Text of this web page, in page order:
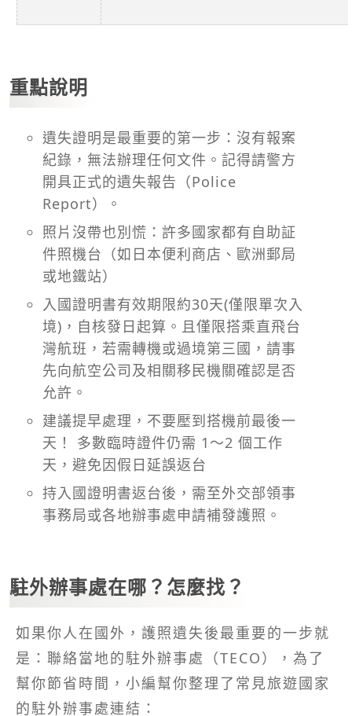
重點說明
遺失證明是最重要的第一步：沒有報案
紀錄，無法辦理任何文件。記得請警方
開具正式的遺失報告（Police
Report）。
照片沒帶也別慌：許多國家都有自助証
件照機台（如日本便利商店、歐洲郵局
或地鐵站）
入國證明書有效期限約30天(僅限單次入
境)，自核發日起算。且僅限搭乘直飛台
灣航班，若需轉機或過境第三國，請事
先向航空公司及相關移民機關確認是否
允許。
建議提早處理，不要壓到搭機前最後一
天！ 多數臨時證件仍需 1～2 個工作
天，避免因假日延誤返台
持入國證明書返台後，需至外交部領事
事務局或各地辦事處申請補發護照。
駐外辦事處在哪？怎麼找？
如果你人在國外，護照遺失後最重要的一步就
是：聯絡當地的駐外辦事處（TECO），為了
幫你節省時間，小編幫你整理了常見旅遊國家
的駐外辦事處連結：